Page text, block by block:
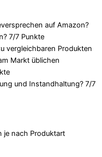
auf Amazon?
7/7 Punkte
vergleichbaren Produkten
Markt üblichen
und Instandhaltung? 7/7
je nach Produktart